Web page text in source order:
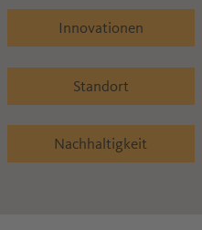
Innovationen
Standort
Nachhaltigkeit